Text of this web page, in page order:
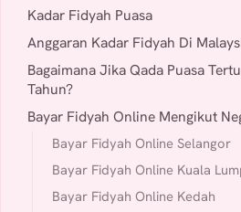
Kadar Fidyah Puasa
Anggaran Kadar Fidyah Di
Bagaimana Jika Qada Puasa
Tahun?
Bayar Fidyah Online Mengikut
Bayar Fidyah Online Selangor
Bayar Fidyah Online Kuala
Bayar Fidyah Online Kedah